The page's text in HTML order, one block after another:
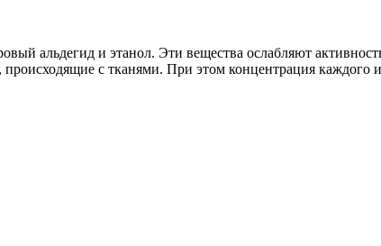
альдегид и этанол. Эти вещества ослабляют
с тканями. При этом концентрация каждого